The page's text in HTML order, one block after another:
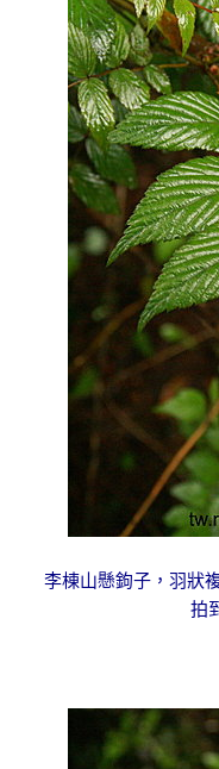
李棟山懸鉤子，羽狀
拍